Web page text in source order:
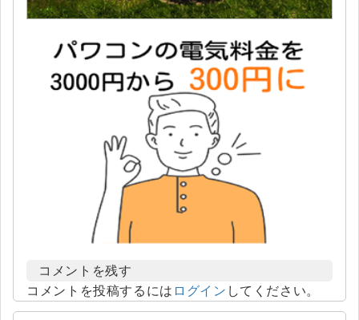
コメントを残す
コメントを投稿するには ログイン してください。